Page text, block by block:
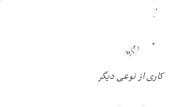
کاری از نوعی دیگر